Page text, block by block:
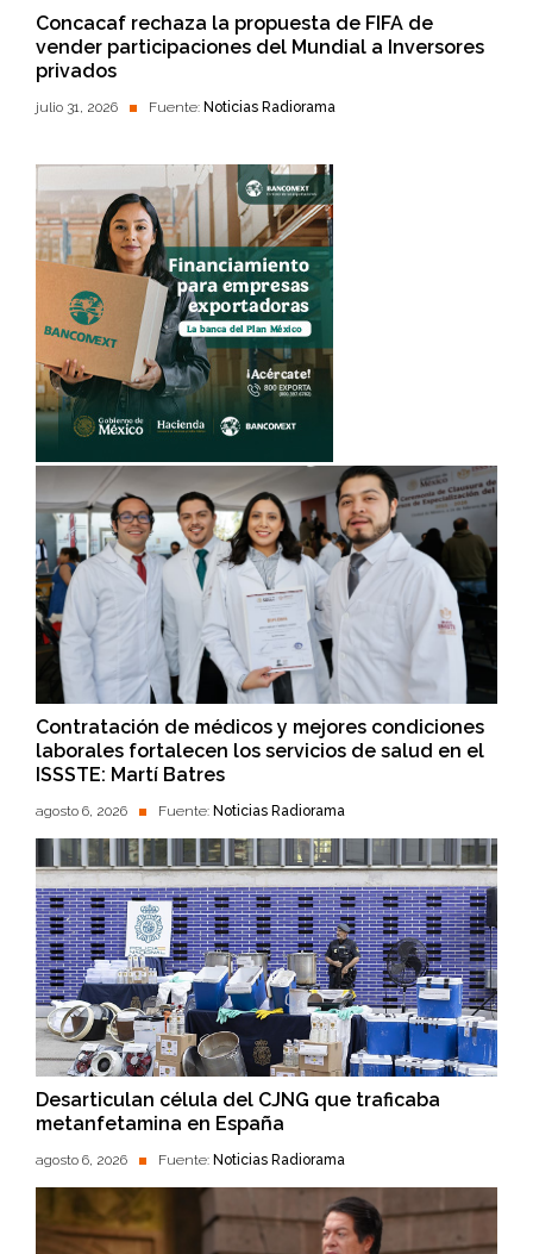
Concacaf rechaza la propuesta de FIFA de
vender participaciones del Mundial a Inversores
privados
julio 31, 2026 Fuente: Noticias Radiorama
Contratación de médicos y mejores condiciones
laborales fortalecen los servicios de salud en el
ISSSTE: Martí Batres
agosto 6, 2026 Fuente: Noticias Radiorama
Desarticulan célula del CJNG que traficaba
metanfetamina en España
agosto 6, 2026 Fuente: Noticias Radiorama